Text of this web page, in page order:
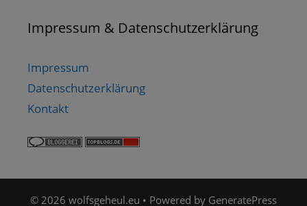
Impressum & Datenschutzerklärung
Impressum
Datenschutzerklärung
Kontakt
© 2026 wolfsgeheul.eu • Powered by GeneratePress